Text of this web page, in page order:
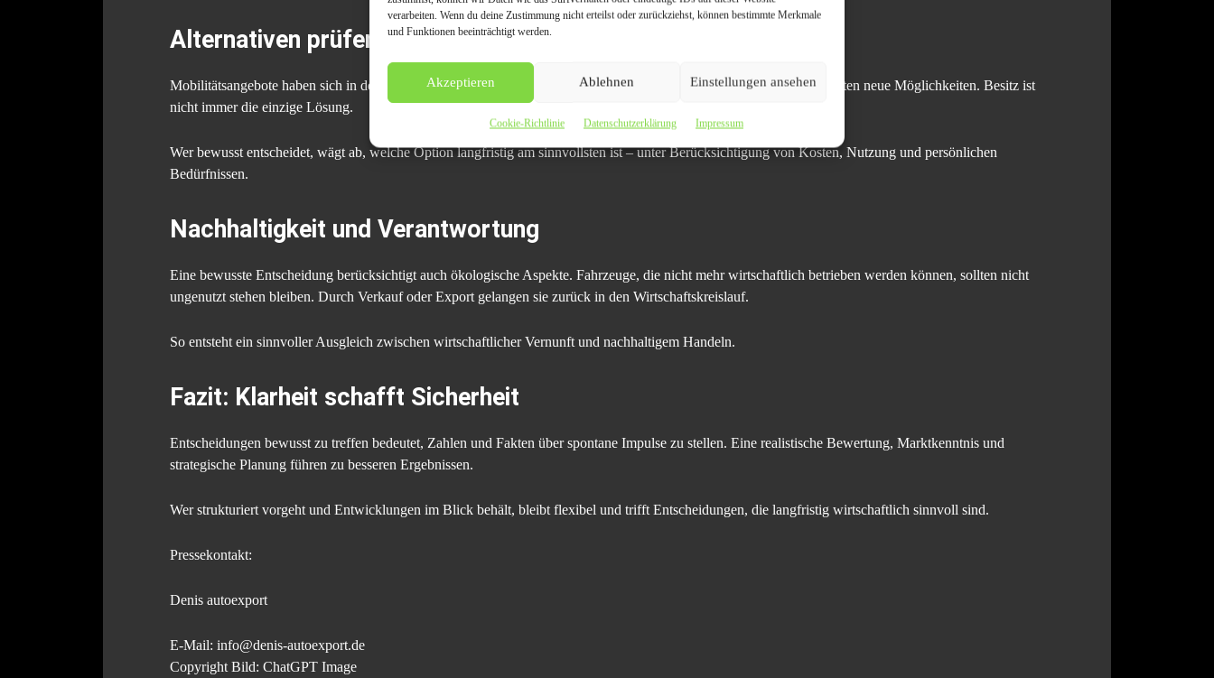
verarbeiten. Wenn du deine Zustimmung nicht erteilst oder zurückziehst, können bestimmte Merkmale
und Funktionen beeinträchtigt werden.
Akzeptieren Ablehnen Einstellungen ansehen
Cookie-Richtlinie Datenschutzerklärung Impressum
Alternativen prüfen
Mobilitätsangebote haben sich in den letzten Jahren stark verändert. Carsharing, Leasing oder flexible Mietmodelle bieten neue Möglichkeiten. Besitz ist
nicht immer die einzige Lösung.
Wer bewusst entscheidet, wägt ab, welche Option langfristig am sinnvollsten ist – unter Berücksichtigung von Kosten, Nutzung und persönlichen
Bedürfnissen.
Nachhaltigkeit und Verantwortung
Eine bewusste Entscheidung berücksichtigt auch ökologische Aspekte. Fahrzeuge, die nicht mehr wirtschaftlich betrieben werden können, sollten nicht
ungenutzt stehen bleiben. Durch Verkauf oder Export gelangen sie zurück in den Wirtschaftskreislauf.
So entsteht ein sinnvoller Ausgleich zwischen wirtschaftlicher Vernunft und nachhaltigem Handeln.
Fazit: Klarheit schafft Sicherheit
Entscheidungen bewusst zu treffen bedeutet, Zahlen und Fakten über spontane Impulse zu stellen. Eine realistische Bewertung, Marktkenntnis und
strategische Planung führen zu besseren Ergebnissen.
Wer strukturiert vorgeht und Entwicklungen im Blick behält, bleibt flexibel und trifft Entscheidungen, die langfristig wirtschaftlich sinnvoll sind.
Pressekontakt:
Denis autoexport
E-Mail: info@denis-autoexport.de
Copyright Bild: ChatGPT Image